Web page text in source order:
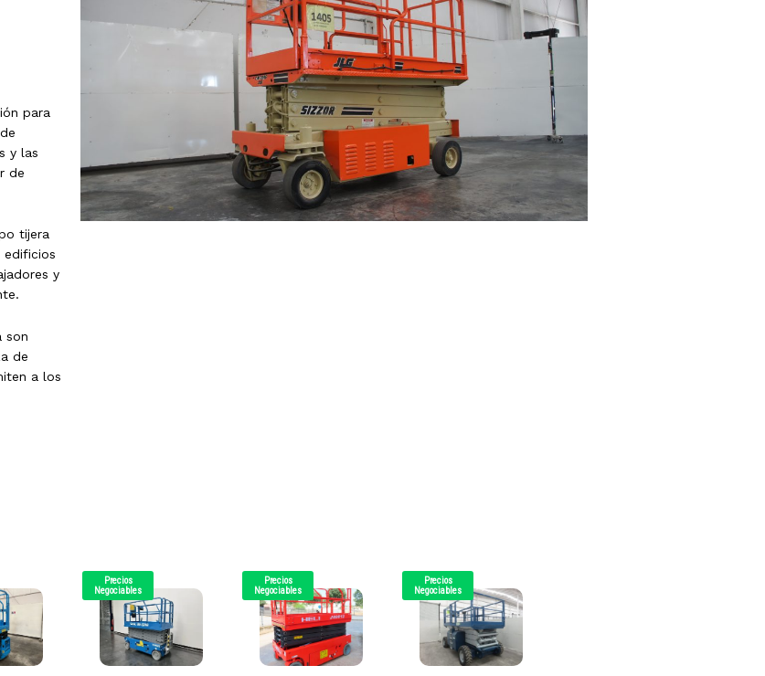
para
y las
de
tijera
edificios
y
son
de
a los
Precios
Negociables
Precios
Negociables
Precios
Negociables